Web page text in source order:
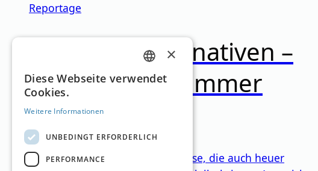
Reportage
Günstige Alternativen –
Es muss nicht immer
teuer sein
Die Diskussion um die Ticketpreise, die auch heuer
GERMAN
×
Diese Webseite verwendet
Cookies.
Weitere Informationen
UNBEDINGT ERFORDERLICH
PERFORMANCE